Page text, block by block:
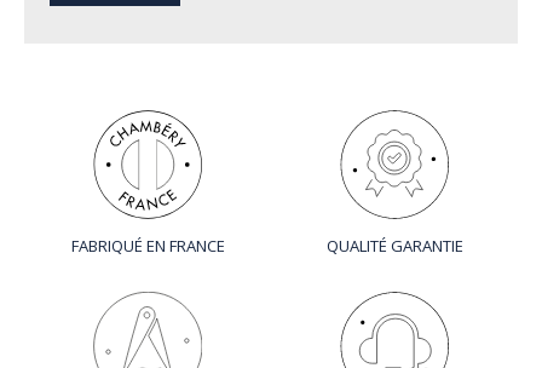
FABRIQUÉ EN FRANCE QUALITÉ GARANTIE